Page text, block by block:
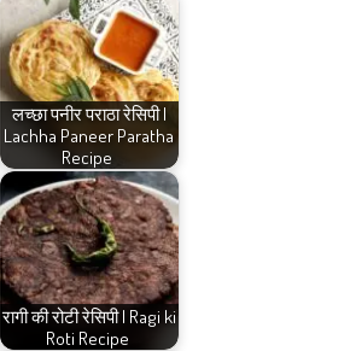
लच्छा पनीर पराठा रेसिपी |
Lachha Paneer Paratha
Recipe
रागी की रोटी रेसिपी | Ragi ki
Roti Recipe